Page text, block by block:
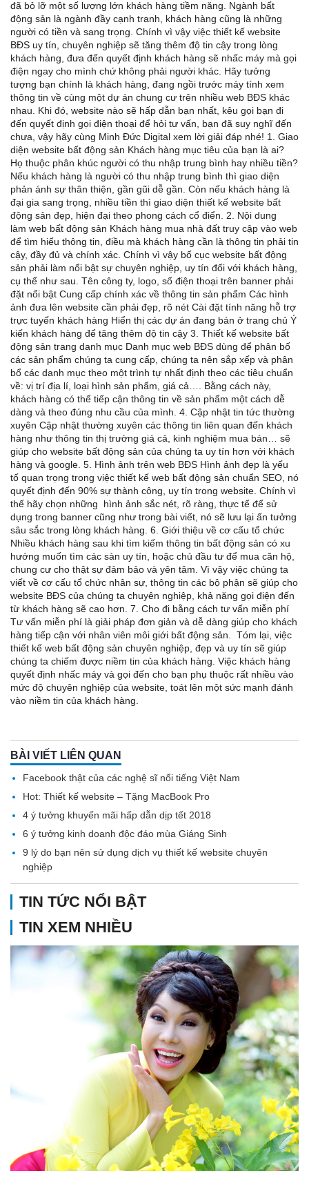
đã bỏ lỡ một số lượng lớn khách hàng tiềm năng. Ngành bất
động sản là ngành đầy cạnh tranh, khách hàng cũng là những
người có tiền và sang trọng. Chính vì vậy việc thiết kế website
BĐS uy tín, chuyên nghiệp sẽ tăng thêm độ tin cậy trong lòng
khách hàng, đưa đến quyết định khách hàng sẽ nhấc máy mà gọi
điện ngay cho mình chứ không phải người khác. Hãy tưởng
tượng bạn chính là khách hàng, đang ngồi trước máy tính xem
thông tin về cùng một dự án chung cư trên nhiều web BĐS khác
nhau. Khi đó, website nào sẽ hấp dẫn bạn nhất, kêu gọi bạn đi
đến quyết định gọi điện thoại để hỏi tư vấn, bạn đã suy nghĩ đến
chưa, vậy hãy cùng Minh Đức Digital xem lời giải đáp nhé! 1. Giao
diện website bất động sản Khách hàng mục tiêu của bạn là ai?
Họ thuộc phân khúc người có thu nhập trung bình hay nhiều tiền?
Nếu khách hàng là người có thu nhập trung bình thì giao diện
phản ánh sự thân thiện, gần gũi dễ gần. Còn nếu khách hàng là
đại gia sang trọng, nhiều tiền thì giao diện thiết kế website bất
động sản đẹp, hiện đại theo phong cách cổ điển. 2. Nội dung
làm web bất động sản Khách hàng mua nhà đất truy cập vào web
để tìm hiểu thông tin, điều mà khách hàng cần là thông tin phải tin
cậy, đầy đủ và chính xác. Chính vì vậy bố cục website bất động
sản phải làm nổi bật sự chuyên nghiệp, uy tín đối với khách hàng,
cụ thể như sau. Tên công ty, logo, số điện thoại trên banner phải
đặt nổi bật Cung cấp chính xác về thông tin sản phẩm Các hình
ảnh đưa lên website cần phải đẹp, rõ nét Cài đặt tính năng hỗ trợ
trực tuyến khách hàng Hiển thị các dự án đang bán ở trang chủ Ý
kiến khách hàng để tăng thêm độ tin cậy 3. Thiết kế website bất
động sản trang danh mục Danh mục web BĐS dùng để phân bố
các sản phẩm chúng ta cung cấp, chúng ta nên sắp xếp và phân
bổ các danh mục theo một trình tự nhất định theo các tiêu chuẩn
về: vị trí địa lí, loại hình sản phẩm, giá cả…. Bằng cách này,
khách hàng có thể tiếp cận thông tin về sản phẩm một cách dễ
dàng và theo đúng nhu cầu của mình. 4. Cập nhật tin tức thường
xuyên Cập nhật thường xuyên các thông tin liên quan đến khách
hàng như thông tin thị trường giá cả, kinh nghiệm mua bán… sẽ
giúp cho website bất động sản của chúng ta uy tín hơn với khách
hàng và google. 5. Hình ảnh trên web BĐS Hình ảnh đẹp là yếu
tố quan trọng trong việc thiết kế web bất động sản chuẩn SEO, nó
quyết định đến 90% sự thành công, uy tín trong website. Chính vì
thế hãy chọn những hình ảnh sắc nét, rõ ràng, thực tế để sử
dụng trong banner cũng như trong bài viết, nó sẽ lưu lại ấn tưởng
sâu sắc trong lòng khách hàng. 6. Giới thiệu về cơ cấu tổ chức
Nhiều khách hàng sau khi tìm kiếm thông tin bất động sản có xu
hướng muốn tìm các sàn uy tín, hoặc chủ đầu tư để mua căn hộ,
chung cư cho thật sự đảm bảo và yên tâm. Vì vậy việc chúng ta
viết về cơ cấu tổ chức nhân sự, thông tin các bộ phận sẽ giúp cho
website BĐS của chúng ta chuyên nghiệp, khả năng gọi điện đến
từ khách hàng sẽ cao hơn. 7. Cho đi bằng cách tư vấn miễn phí
Tư vấn miễn phí là giải pháp đơn giản và dễ dàng giúp cho khách
hàng tiếp cận với nhân viên môi giới bất động sản. Tóm lại, việc
thiết kế web bất động sản chuyên nghiệp, đẹp và uy tín sẽ giúp
chúng ta chiếm được niềm tin của khách hàng. Việc khách hàng
quyết định nhấc máy và gọi đến cho bạn phụ thuộc rất nhiều vào
mức độ chuyên nghiệp của website, toát lên một sức mạnh đánh
vào niềm tin của khách hàng.
BÀI VIẾT LIÊN QUAN
Facebook thật của các nghệ sĩ nổi tiếng Việt Nam
Hot: Thiết kế website – Tặng MacBook Pro
4 ý tưởng khuyến mãi hấp dẫn dịp tết 2018
6 ý tưởng kinh doanh độc đáo mùa Giáng Sinh
9 lý do bạn nên sử dụng dịch vụ thiết kế website chuyên
nghiệp
TIN TỨC NỔI BẬT
TIN XEM NHIỀU